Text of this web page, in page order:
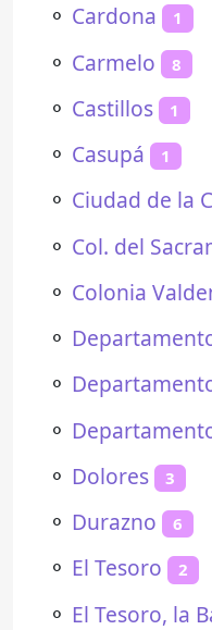
⚬ Cardona 1
⚬ Carmelo 8
⚬ Castillos 1
⚬ Casupá 1
⚬ Ciudad de la
⚬ Col. del
⚬ Colonia
⚬
⚬
⚬
⚬ Dolores 3
⚬ Durazno 6
⚬ El Tesoro 2
⚬ El Tesoro, la